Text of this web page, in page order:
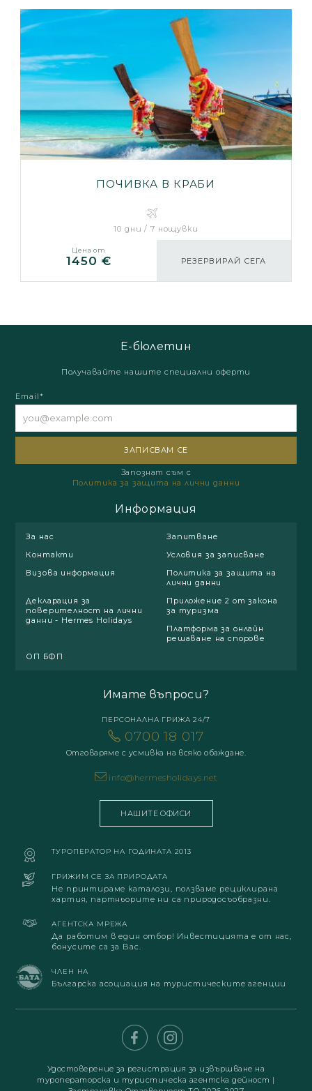
ПОЧИВКА В КРАБИ
10 дни / 7 нощувки
Цена от
1450 € РЕЗЕРВИРАЙ СЕГА
Е-бюлетин
Получавайте нашите специални оферти
Email*
Запознат съм с
Политика за защита на лични данни
Информация
За нас
Запитване
Контакти
Условия за записване
Визова информация
Политика за защита на
лични данни
Декларация за
поверителност на лични
данни - Hermes Holidays
Приложение 2 от закона
за туризма
Платформа за онлайн
решаване на спорове
ОП БФП
Имате въпроси?
ПЕРСОНАЛНА ГРИЖА 24/7
0700 18 017
Отговаряме с усмивка на всяко обаждане.
info@hermesholidays.net
НАШИТЕ ОФИСИ
ТУРОПЕРАТОР НА ГОДИНАТА 2013
ГРИЖИМ СЕ ЗА ПРИРОДАТА
Не принтираме каталози, ползваме рециклирана
хартия, партньорите ни са природосъобразни.
АГЕНТСКА МРЕЖА
Да работим в един отбор! Инвестицията е от нас,
бонусите са за Вас.
ЧЛЕН НА
Българска асоциация на туристическите агенции
Удостоверение за регистрация за извършване на
туроператорска и туристическа агентска дейност |